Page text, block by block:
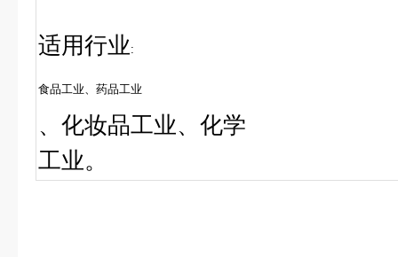
适用行业:
食品工业、药品工业
、化妆品工业、化学
工业。